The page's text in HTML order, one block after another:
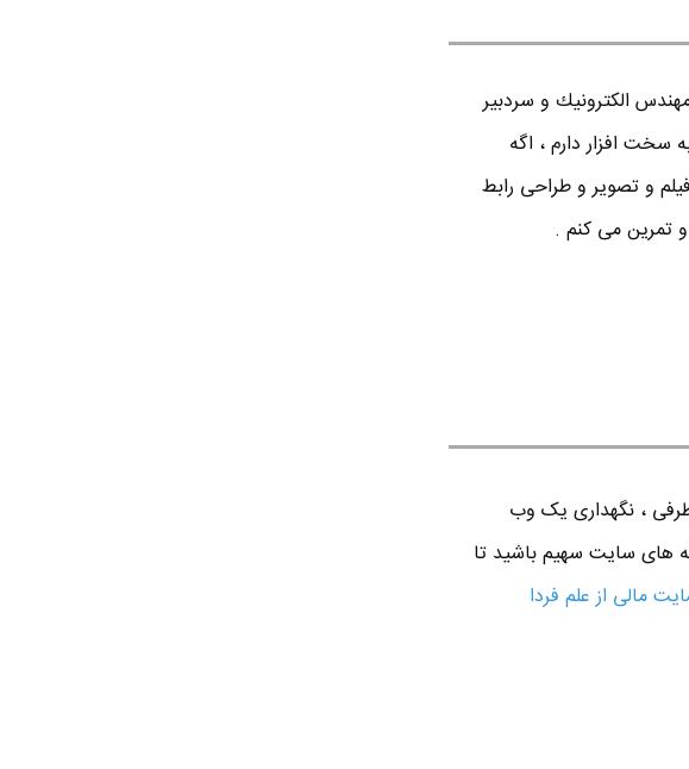
الكترونيك و سردبير
سخت افزار دارم ، اگه
و تصویر و طراحی رابط
تمرین می کنم .
، نگهداری یک وب
های سایت سهیم باشید تا
مالی از علم فردا